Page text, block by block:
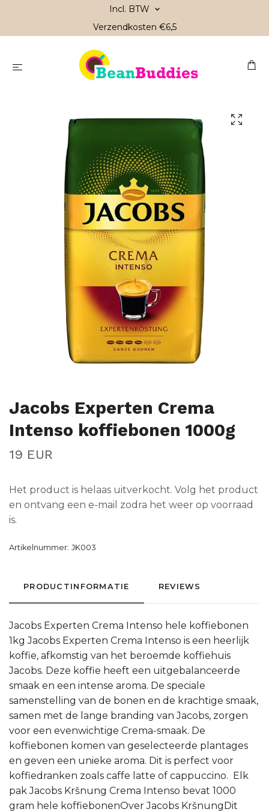
Incl. BTW
Verzendkosten €6,5
Jacobs Experten Crema
Intenso koffiebonen 1000g
19 EUR
Het product is helaas uitverkocht. Volg het product
en ontvang een e-mail zodra het weer op voorraad
is.
Artikelnummer: JK003
PRODUCTINFORMATIE REVIEWS
Jacobs Experten Crema Intenso hele koffiebonen
1kg Jacobs Experten Crema Intenso is een heerlijk
koffie, afkomstig van het beroemde koffiehuis
Jacobs. Deze koffie heeft een uitgebalanceerde
smaak en een intense aroma. De speciale
samenstelling van de bonen en de krachtige smaak,
samen met de lange branding van Jacobs, zorgen
voor een evenwichtige Crema-smaak. De
koffiebonen komen van geselecteerde plantages
en geven een unieke aroma. Dit is perfect voor
koffiedranken zoals caffe latte of cappuccino. Elk
pak Jacobs Kršnung Crema Intenso bevat 1000
gram hele koffiebonenOver Jacobs KršnungDit